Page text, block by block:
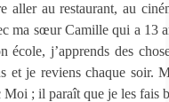
aller au restaurant, au
ma sœur Camille qui a 13
école, j’apprends des
et je reviens chaque soir.
Moi ; il paraît que je les fais